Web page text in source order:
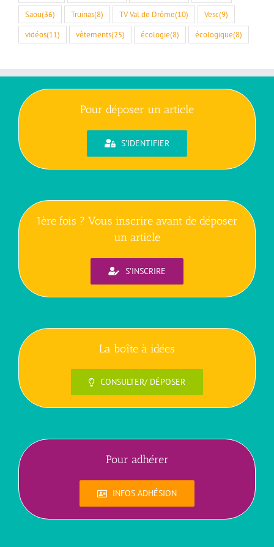
Saou(36) Truinas(8) TV Val de Drôme(10) Vesc(9)
vidéos(11) vêtements(25) écologie(8) écologique(8)
Pour déposer un article
S'IDENTIFIER
1ère fois ? Vous inscrire avant de déposer
un article
S'INSCRIRE
La boîte à idées
CONSULTER/ DÉPOSER
Pour adhérer
INFOS ADHÉSION